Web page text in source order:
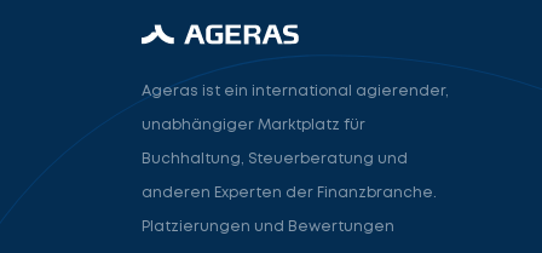
Ageras ist ein international agierender,
unabhängiger Marktplatz für
Buchhaltung, Steuerberatung und
anderen Experten der Finanzbranche.
Platzierungen und Bewertungen